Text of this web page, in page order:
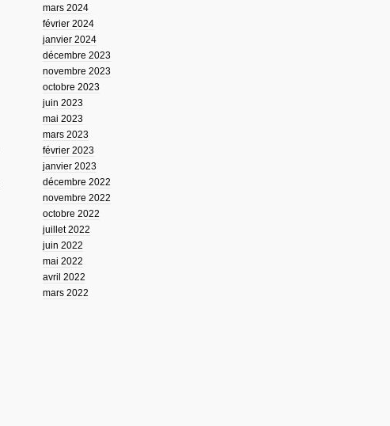
mars 2024
février 2024
janvier 2024
décembre 2023
novembre 2023
octobre 2023
juin 2023
mai 2023
mars 2023
février 2023
janvier 2023
décembre 2022
novembre 2022
octobre 2022
juillet 2022
juin 2022
mai 2022
avril 2022
mars 2022